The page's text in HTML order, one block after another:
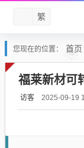
繁
您现在的位置： 首页
福莱新材可
访客 2025-09-19